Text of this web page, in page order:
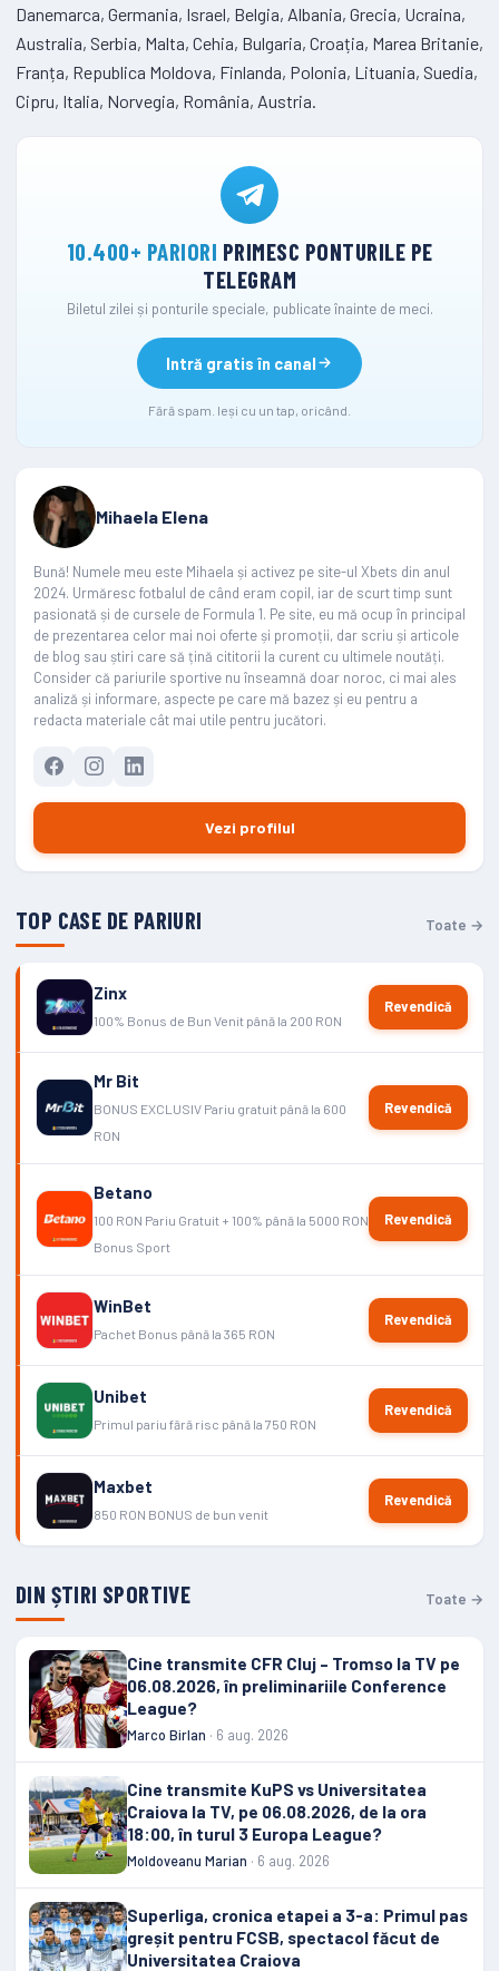
Danemarca, Germania, Israel, Belgia, Albania, Grecia, Ucraina,
Australia, Serbia, Malta, Cehia, Bulgaria, Croația, Marea Britanie,
Franța, Republica Moldova, Finlanda, Polonia, Lituania, Suedia,
Cipru, Italia, Norvegia, România, Austria.
10.400+ PARIORI PRIMESC PONTURILE PE
TELEGRAM
Biletul zilei și ponturile speciale, publicate înainte de meci.
Intră gratis în canal
Fără spam. Ieși cu un tap, oricând.
Mihaela Elena
Bună! Numele meu este Mihaela și activez pe site-ul Xbets din anul
2024. Urmăresc fotbalul de când eram copil, iar de scurt timp sunt
pasionată și de cursele de Formula 1. Pe site, eu mă ocup în principal
de prezentarea celor mai noi oferte și promoții, dar scriu și articole
de blog sau știri care să țină cititorii la curent cu ultimele noutăți.
Consider că pariurile sportive nu înseamnă doar noroc, ci mai ales
analiză și informare, aspecte pe care mă bazez și eu pentru a
redacta materiale cât mai utile pentru jucători.
Vezi profilul
TOP CASE DE PARIURI Toate →
Zinx
100% Bonus de Bun Venit până la 200 RON
Revendică
Mr Bit
BONUS EXCLUSIV Pariu gratuit până la 600
RON
Revendică
Betano
100 RON Pariu Gratuit + 100% până la 5000 RON
Bonus Sport
Revendică
WinBet
Pachet Bonus până la 365 RON
Revendică
Unibet
Primul pariu fără risc până la 750 RON
Revendică
Maxbet
850 RON BONUS de bun venit
Revendică
DIN ȘTIRI SPORTIVE Toate →
Cine transmite CFR Cluj – Tromso la TV pe
06.08.2026, în preliminariile Conference
League?
Marco Birlan · 6 aug. 2026
Cine transmite KuPS vs Universitatea
Craiova la TV, pe 06.08.2026, de la ora
18:00, în turul 3 Europa League?
Moldoveanu Marian · 6 aug. 2026
Superliga, cronica etapei a 3-a: Primul pas
greșit pentru FCSB, spectacol făcut de
Universitatea Craiova